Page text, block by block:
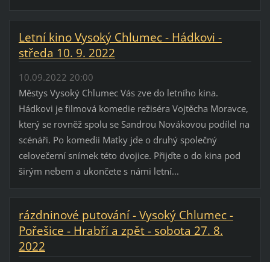
Letní kino Vysoký Chlumec - Hádkovi -
středa 10. 9. 2022
10.09.2022 20:00
Městys Vysoký Chlumec Vás zve do letního kina.
Hádkovi je filmová komedie režiséra Vojtěcha Moravce,
který se rovněž spolu se Sandrou Novákovou podílel na
scénáři. Po komedii Matky jde o druhý společný
celovečerní snímek této dvojice. Přijďte o do kina pod
širým nebem a ukončete s námi letní...
rázdninové putování - Vysoký Chlumec -
Pořešice - Hrabří a zpět - sobota 27. 8.
2022